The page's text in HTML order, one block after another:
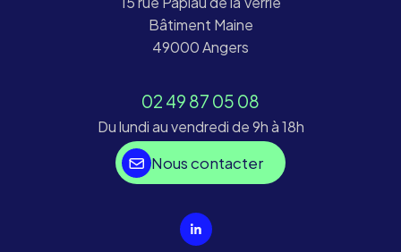
Bâtiment Maine
49000 Angers
02 49 87 05 08
Du lundi au vendredi de 9h à 18h
Nous contacter